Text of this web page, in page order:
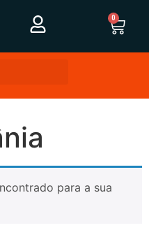
0
para a sua